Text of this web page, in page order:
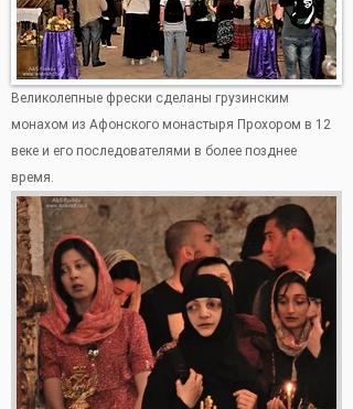
Великолепные фрески сделаны грузинским
монахом из Афонского монастыря Прохором в 12
веке и его последователями в более позднее
время.